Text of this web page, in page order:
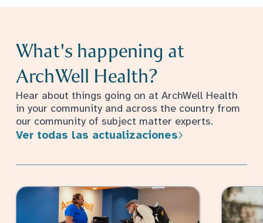
What's happening at
ArchWell Health?
Hear about things going on at ArchWell Health
in your community and across the country from
our community of subject matter experts.
Ver todas las actualizaciones